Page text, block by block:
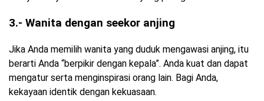
3.- Wanita dengan seekor anjing
Jika Anda memilih wanita yang duduk mengawasi anjing, itu
berarti Anda “berpikir dengan kepala”. Anda kuat dan dapat
mengatur serta menginspirasi orang lain. Bagi Anda,
kekayaan identik dengan kekuasaan.